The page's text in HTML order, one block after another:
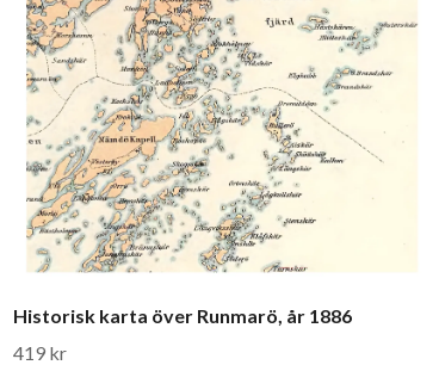
Historisk karta över Runmarö, år 1886
419 kr